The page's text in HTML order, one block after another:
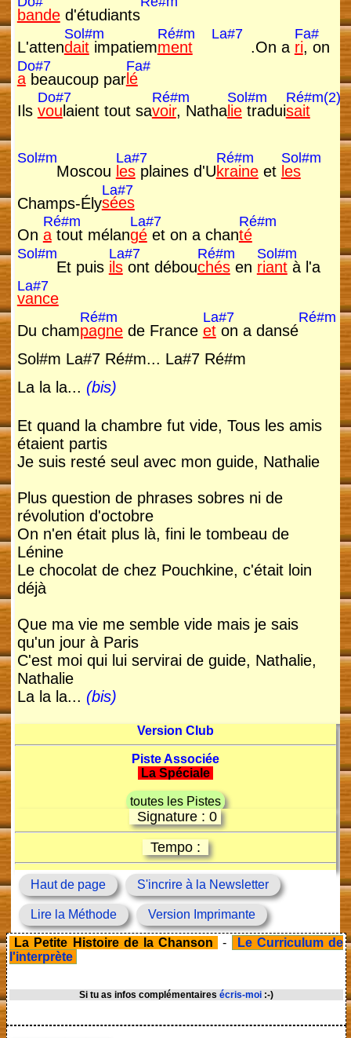
banded'étudiants
L'atten
Sol#m
daitimpatiem
Ré#m
ment
La#7
.On a
Fa#
ri, on
Do#7
abeaucoup par
Fa#
lé
Ils
Do#7
vou laient tout sa
Ré#m
voir, Natha
Sol#m
lietradui
Ré#m(2)
sait
Sol#m
Moscou
La#7
lesplaines d'U
Ré#m
kraineet
Sol#m
les
Champs-Ély
La#7
sées
On
Ré#m
atout mélan
La#7
géet on a chan
Ré#m
té
Sol#m
Et puis
La#7
ilsont débou
Ré#m
chésen
Sol#m
riantà l'a
La#7
vance
Du cham
Ré#m
pagnede France
La#7
eton a dansé
Ré#m
Sol#m La#7 Ré#m... La#7 Ré#m
La la la... (bis)
Et quand la chambre fut vide, Tous les amis
étaient partis
Je suis resté seul avec mon guide, Nathalie
Plus question de phrases sobres ni de
révolution d'octobre
On n'en était plus là, fini le tombeau de
Lénine
Le chocolat de chez Pouchkine, c'était loin
déjà
Que ma vie me semble vide mais je sais
qu'un jour à Paris
C'est moi qui lui servirai de guide, Nathalie,
Nathalie
La la la... (bis)
Version Club
Piste Associée
La Spéciale
toutes les Pistes
Signature : 0
Tempo :
Haut de page S'incrire à la Newsletter
Lire la Méthode Version Imprimante
La Petite Histoire de la Chanson -
Le Curriculum de
l'interprète
Si tu as infos complémentaires écris-moi :-)